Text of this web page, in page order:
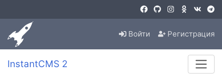
Войти Регистрация
InstantCMS 2